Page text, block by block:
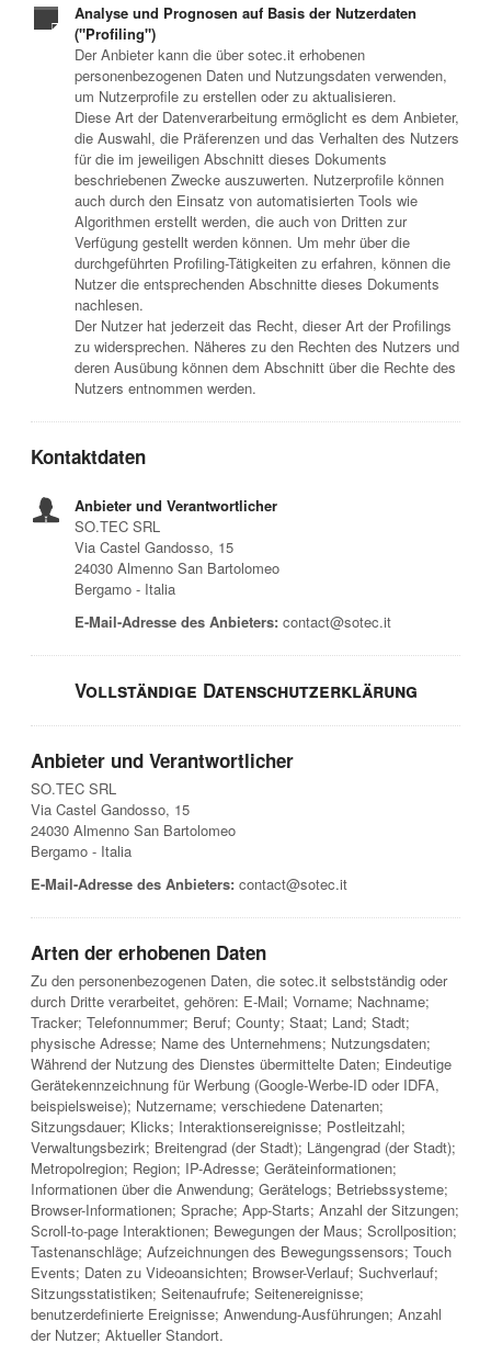
Analyse und Prognosen auf Basis der Nutzerdaten
("Profiling")
Der Anbieter kann die über sotec.it erhobenen
personenbezogenen Daten und Nutzungsdaten verwenden,
um Nutzerprofile zu erstellen oder zu aktualisieren.
Diese Art der Datenverarbeitung ermöglicht es dem Anbieter,
die Auswahl, die Präferenzen und das Verhalten des Nutzers
für die im jeweiligen Abschnitt dieses Dokuments
beschriebenen Zwecke auszuwerten. Nutzerprofile können
auch durch den Einsatz von automatisierten Tools wie
Algorithmen erstellt werden, die auch von Dritten zur
Verfügung gestellt werden können. Um mehr über die
durchgeführten Profiling-Tätigkeiten zu erfahren, können die
Nutzer die entsprechenden Abschnitte dieses Dokuments
nachlesen.
Der Nutzer hat jederzeit das Recht, dieser Art der Profilings
zu widersprechen. Näheres zu den Rechten des Nutzers und
deren Ausübung können dem Abschnitt über die Rechte des
Nutzers entnommen werden.
Kontaktdaten
Anbieter und Verantwortlicher
SO.TEC SRL
Via Castel Gandosso, 15
24030 Almenno San Bartolomeo
Bergamo - Italia
E-Mail-Adresse des Anbieters: contact@sotec.it
Vollständige Datenschutzerklärung
Anbieter und Verantwortlicher
SO.TEC SRL
Via Castel Gandosso, 15
24030 Almenno San Bartolomeo
Bergamo - Italia
E-Mail-Adresse des Anbieters: contact@sotec.it
Arten der erhobenen Daten
Zu den personenbezogenen Daten, die sotec.it selbstständig oder
durch Dritte verarbeitet, gehören: E-Mail; Vorname; Nachname;
Tracker; Telefonnummer; Beruf; County; Staat; Land; Stadt;
physische Adresse; Name des Unternehmens; Nutzungsdaten;
Während der Nutzung des Dienstes übermittelte Daten; Eindeutige
Gerätekennzeichnung für Werbung (Google-Werbe-ID oder IDFA,
beispielsweise); Nutzername; verschiedene Datenarten;
Sitzungsdauer; Klicks; Interaktionsereignisse; Postleitzahl;
Verwaltungsbezirk; Breitengrad (der Stadt); Längengrad (der Stadt);
Metropolregion; Region; IP-Adresse; Geräteinformationen;
Informationen über die Anwendung; Gerätelogs; Betriebssysteme;
Browser-Informationen; Sprache; App-Starts; Anzahl der Sitzungen;
Scroll-to-page Interaktionen; Bewegungen der Maus; Scrollposition;
Tastenanschläge; Aufzeichnungen des Bewegungssensors; Touch
Events; Daten zu Videoansichten; Browser-Verlauf; Suchverlauf;
Sitzungsstatistiken; Seitenaufrufe; Seitenereignisse;
benutzerdefinierte Ereignisse; Anwendung-Ausführungen; Anzahl
der Nutzer; Aktueller Standort.